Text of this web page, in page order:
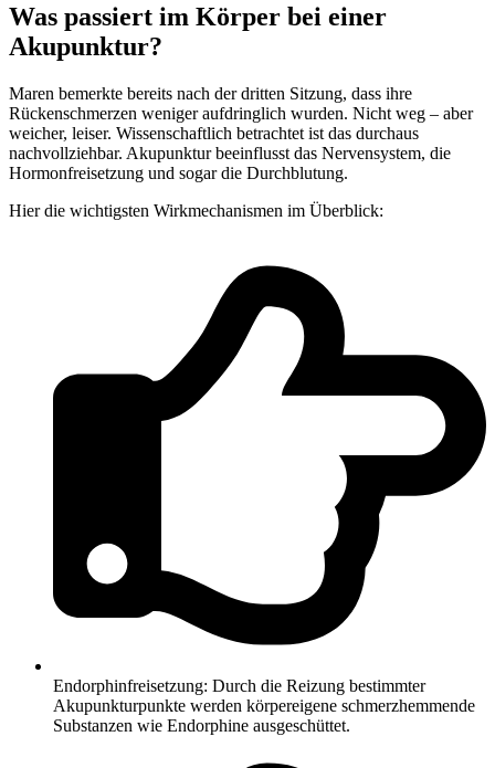
Was passiert im Körper bei einer
Akupunktur?
Maren bemerkte bereits nach der dritten Sitzung, dass ihre
Rückenschmerzen weniger aufdringlich wurden. Nicht weg – aber
weicher, leiser. Wissenschaftlich betrachtet ist das durchaus
nachvollziehbar. Akupunktur beeinflusst das Nervensystem, die
Hormonfreisetzung und sogar die Durchblutung.
Hier die wichtigsten Wirkmechanismen im Überblick:
Endorphinfreisetzung: Durch die Reizung bestimmter
Akupunkturpunkte werden körpereigene schmerzhemmende
Substanzen wie Endorphine ausgeschüttet.